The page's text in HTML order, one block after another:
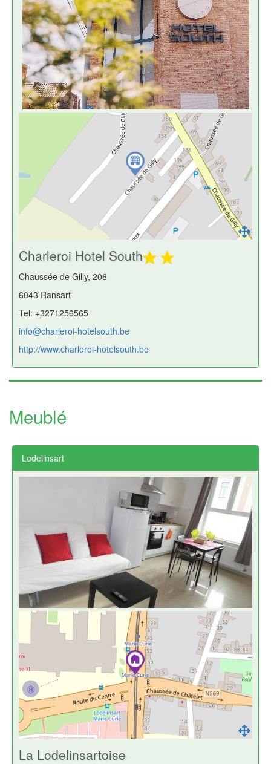
Charleroi Hotel South
Chaussée de Gilly, 206
6043 Ransart
Tel: +3271256565
info@charleroi-hotelsouth.be
http://www.charleroi-hotelsouth.be
Meublé
Lodelinsart
La Lodelinsartoise